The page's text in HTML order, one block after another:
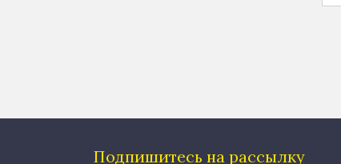
Подпишитесь на рассылку